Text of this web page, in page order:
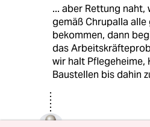
... aber Rettung
gemäß Chrupalla alle
bekommen, dann
das
wir halt Pflegeheime,
Baustellen bis dahin